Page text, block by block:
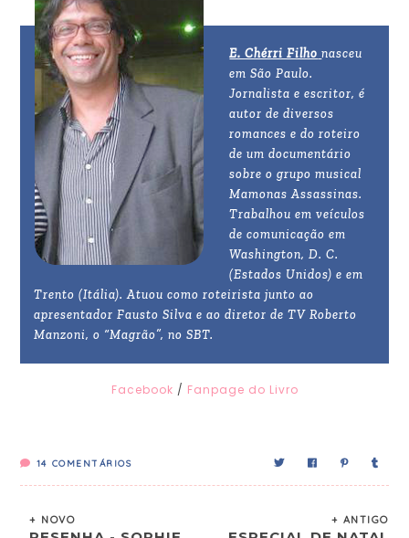
E. Chérri Filho nasceu
em São Paulo.
Jornalista e escritor, é
autor de diversos
romances e do roteiro
de um documentário
sobre o grupo musical
Mamonas Assassinas.
Trabalhou em veículos
de comunicação em
Washington, D. C.
(Estados Unidos) e em
Trento (Itália). Atuou como roteirista junto ao
apresentador Fausto Silva e ao diretor de TV Roberto
Manzoni, o “Magrão”, no SBT.
Facebook / Fanpage do Livro
14 COMENTÁRIOS
+ NOVO + ANTIGO